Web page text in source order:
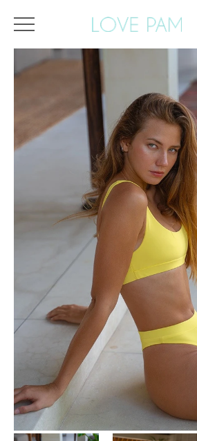
Главная Все купальники Раздельные , Тайра ,Топы, ECO SALE